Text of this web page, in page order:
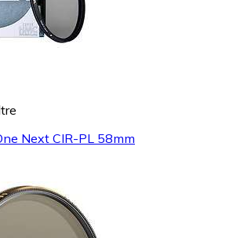
Next CIR-PL 58mm